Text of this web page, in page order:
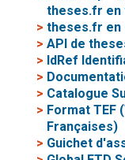
theses.fr en
>theses.fr en
>API de
> IdRef
>
> Catalogue
> Format TEF
Françaises)
> Guichet